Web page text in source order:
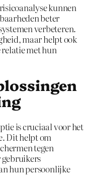
kunnen
beter
verbeteren.
maar helpt ook
met hun
is cruciaal voor het
Dit helpt om
tegen
hun persoonlijke